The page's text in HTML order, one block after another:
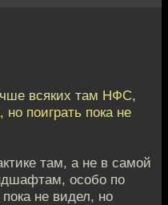
всяких там НФС,
поиграть пока не
там, а не в самой
особо по
не видел, но